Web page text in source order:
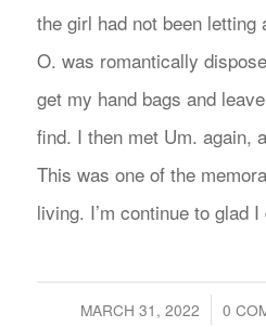
the girl had not been letting
O. was romantically
get my hand bags and
find. I then met Um. again,
This was one of the
living. I’m continue to glad
MARCH 31, 2022
/ 0 /